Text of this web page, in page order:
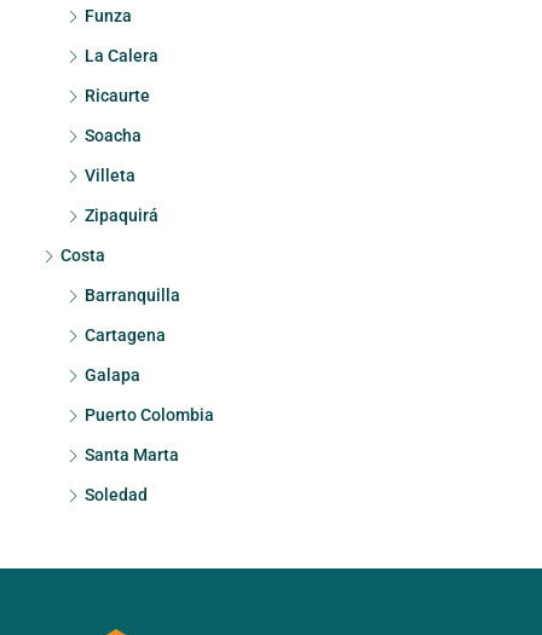
Funza
La Calera
Ricaurte
Soacha
Villeta
Zipaquirá
Costa
Barranquilla
Cartagena
Galapa
Puerto Colombia
Santa Marta
Soledad